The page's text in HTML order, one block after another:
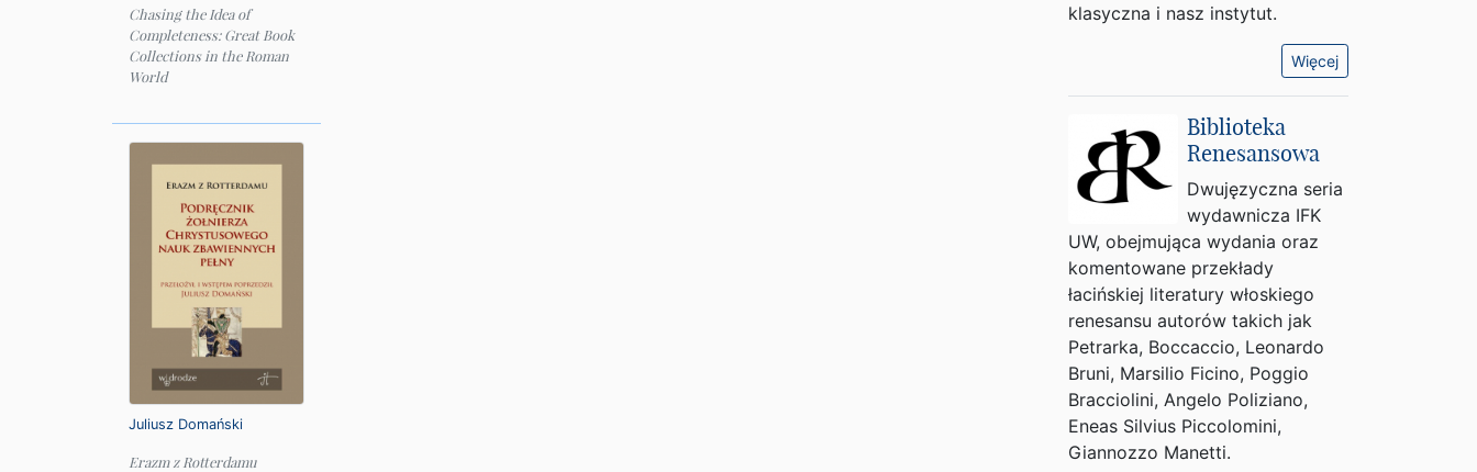
Chasing the Idea of
Completeness: Great Book
Collections in the Roman
World
Juliusz Domański
Erazm z Rotterdamu
klasyczna i nasz instytut.
Więcej
Biblioteka
Renesansowa
Dwujęzyczna seria
wydawnicza IFK
UW, obejmująca wydania oraz
komentowane przekłady
łacińskiej literatury włoskiego
renesansu autorów takich jak
Petrarka, Boccaccio, Leonardo
Bruni, Marsilio Ficino, Poggio
Bracciolini, Angelo Poliziano,
Eneas Silvius Piccolomini,
Giannozzo Manetti.